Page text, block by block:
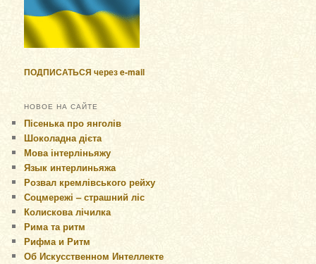
ПОДПИСАТЬСЯ через e-mail
НОВОЕ НА САЙТЕ
Пісенька про янголів
Шоколадна дієта
Мова інтерліньяжу
Язык интерлиньяжа
Розвал кремлівського рейху
Соцмережі – страшний ліс
Колискова лічилка
Рима та ритм
Рифма и Ритм
Об Искусственном Интеллекте